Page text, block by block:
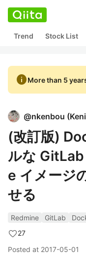
Trend Stock List
infoMore than 5
@nkenbou (
(改訂版)
ルな
e イメージ
せる
Redmine GitLab
27
Posted at 2017-05-01